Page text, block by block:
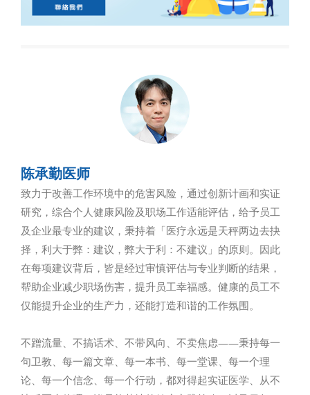
陈承勤医师
致力于改善工作环境中的危害风险，通过创新计画和实证
研究，综合个人健康风险及职场工作适能评估，给予员工
及企业最专业的建议，秉持着「医疗永远是天秤两边去抉
择，利大于弊：建议，弊大于利：不建议」的原则。因此
在每项建议背后，皆是经过审慎评估与专业判断的结果，
帮助企业减少职场伤害，提升员工幸福感。健康的员工不
仅能提升企业的生产力，还能打造和谐的工作氛围。
不蹭流量、不搞话术、不带风向、不卖焦虑——秉持每一
句卫教、每一篇文章、每一本书、每一堂课、每一个理
论、每一个信念、每一个行动，都对得起实证医学、从不